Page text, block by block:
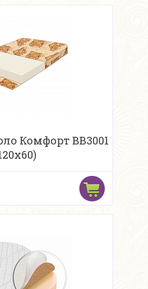
Комфорт ВВ3001